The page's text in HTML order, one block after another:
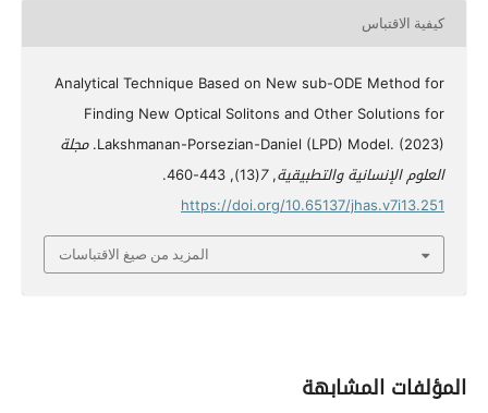
كيفية الاقتباس
Analytical Technique Based on New sub-ODE Method for
Finding New Optical Solitons and Other Solutions for
Lakshmanan-Porsezian-Daniel (LPD) Model. (2023). مجلة
العلوم الإنسانية والتطبيقية,
7
(13), 443-460.
https://doi.org/10.65137/jhas.v7i13.251
المزيد من صيغ الاقتباسات
المؤلفات المشابهة